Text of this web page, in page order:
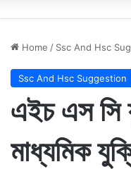
Home / Ssc And Hsc
Ssc And Hsc Suggestion
এইচ এস সি
মাধ্যমিক